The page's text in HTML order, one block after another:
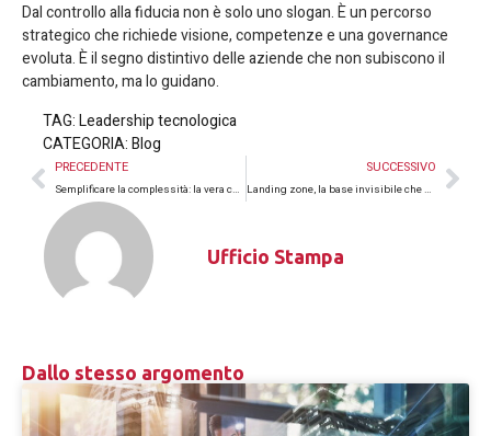
Dal controllo alla fiducia non è solo uno slogan. È un percorso
strategico che richiede visione, competenze e una governance
evoluta. È il segno distintivo delle aziende che non subiscono il
cambiamento, ma lo guidano.
TAG:Leadership tecnologica
CATEGORIA:Blog
PRECEDENTE
Semplificare la complessità: la vera competenza nell’IT moderno
SUCCESSIVO
Landing zone, la base invisibile che determina il successo del cloud
Ufficio Stampa
Dallo stesso argomento